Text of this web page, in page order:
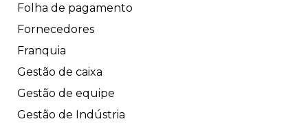
Folha de pagamento
Fornecedores
Franquia
Gestão de caixa
Gestão de equipe
Gestão de Indústria